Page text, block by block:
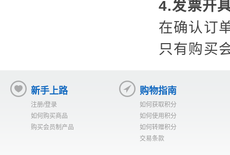
4.发票开
在确认订
只有购买
新手上路
注册/登录
如何购买商品
购买会员制产品
购物指南
如何获取积分
如何使用积分
如何转赠积分
交易条款